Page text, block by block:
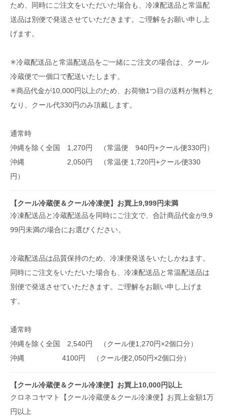
ため、同時にご注文をいただいた場合も、冷凍配送品と常温配
送品は別便で発送させていただきます。ご理解をお願い申し上
げます。
✳︎冷蔵配送品と常温配送品をご一緒にご注文の場合は、クール
冷蔵便で一個口で配送いたします。
✳︎商品代金が10,000円以上のため、お荷物1つ目の送料が無料と
なり、クール代330円のみ頂戴します。
通常時
沖縄を除く全国 1,270円 （常温便 940円+クール便330円）
沖縄 2,050円 （常温便 1,720円+クール便330
円）
【クール冷蔵便＆クール冷凍便】お買上9,999円未満
冷凍配送品と冷蔵配送品を同時にご注文で、合計商品代金が9,9
99円未満の場合にお選びください。
冷蔵配送品は品質保持のため、冷凍便発送をいたしかねます。
同時にご注文をいただいた場合も、冷凍配送品と常温配送品は
別便で発送させていただきます。ご理解をお願い申し上げま
す。
通常時
沖縄を除く全国 2,540円 （クール便1,270円×2個口分）
沖縄 4100円 （クール便2,050円×2個口分）
【クール冷蔵便＆クール冷凍便】お買上10,000円以上
クロネコヤマト【クール冷蔵便＆クール冷凍便】お買上金額1万
円以上